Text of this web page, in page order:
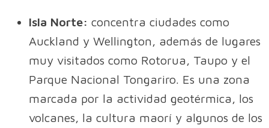
Isla Norte: concentra ciudades como
Auckland y Wellington, además de lugares
muy visitados como Rotorua, Taupo y el
Parque Nacional Tongariro. Es una zona
marcada por la actividad geotérmica, los
volcanes, la cultura maorí y algunos de los